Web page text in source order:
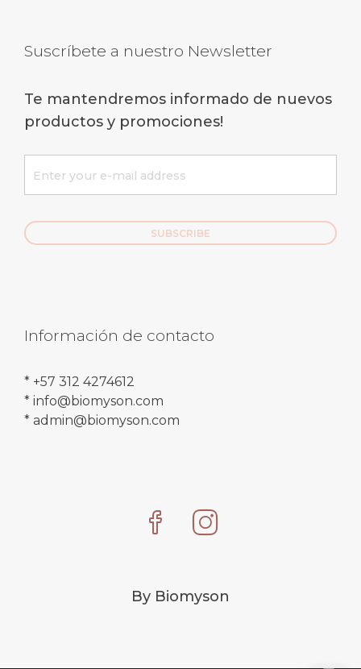
Suscríbete a nuestro Newsletter
Te mantendremos informado de nuevos
productos y promociones!
Información de contacto
* +57 312 4274612
* info@biomyson.com
* admin@biomyson.com
By Biomyson